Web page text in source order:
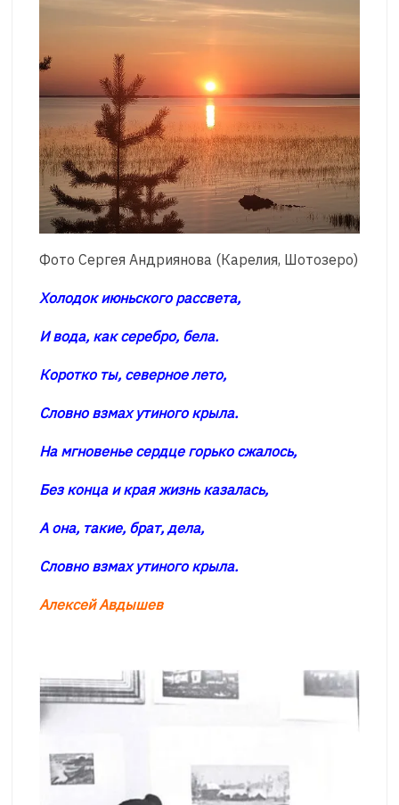
Фото Сергея Андриянова (Карелия, Шотозеро)
Холодок июньского рассвета,
И вода, как серебро, бела.
Коротко ты, северное лето,
Словно взмах утиного крыла.
На мгновенье сердце горько сжалось,
Без конца и края жизнь казалась,
А она, такие, брат, дела,
Словно взмах утиного крыла.
Алексей Авдышев